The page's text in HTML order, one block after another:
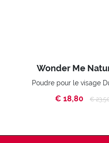
Wonder Me
Poudre pour le visage
€ 18,80 Price
€